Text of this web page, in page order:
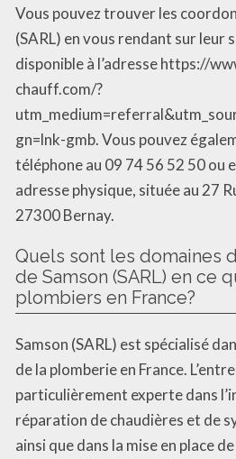
Vous pouvez trouver les
(SARL) en vous rendant sur leur
disponible à l’adresse https://
chauff.com/?
gn=lnk-gmb. Vous pouvez
téléphone au 09 74 56 52 50 ou
adresse physique, située au 27
27300 Bernay.
Quels sont les domaines
de Samson (SARL) en ce
plombiers en France?
Samson (SARL) est spécialisé
de la plomberie en France.
particulièrement experte dans
réparation de chaudières et de
ainsi que dans la mise en place